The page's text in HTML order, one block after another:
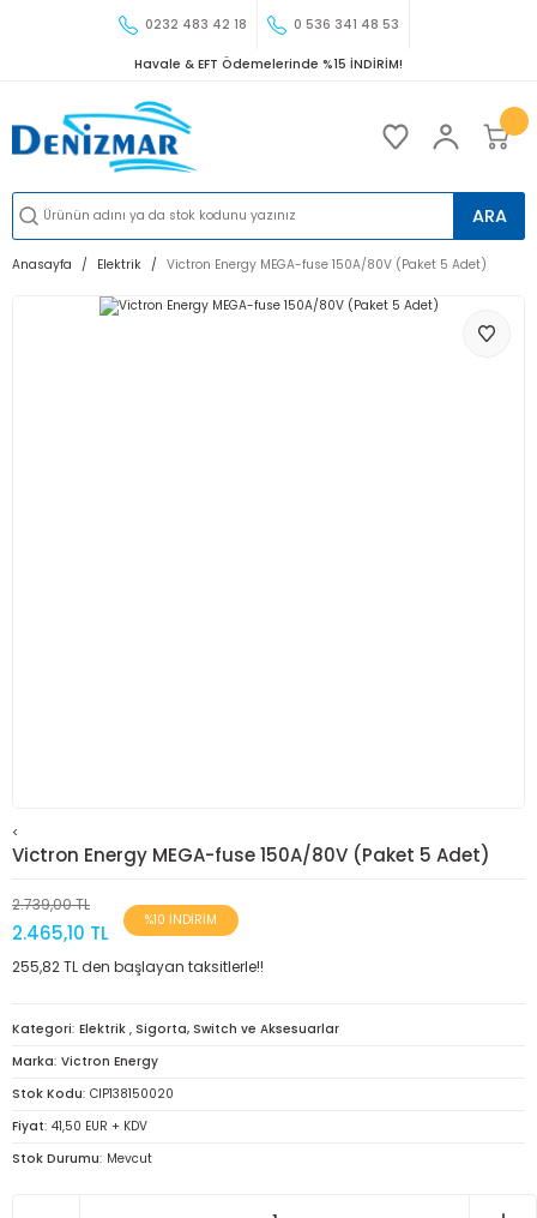
0232 483 42 18 0 536 341 48 53
Havale & EFT Ödemelerinde %15 İNDİRİM!
ARA
Anasayfa Elektrik Victron Energy MEGA-fuse 150A/80V (Paket 5 Adet)
<
Victron Energy MEGA-fuse 150A/80V (Paket 5 Adet)
2.739,00 TL
2.465,10 TL
%10 İNDİRİM
255,82 TL den başlayan taksitlerle!!
Kategori Elektrik , Sigorta, Switch ve Aksesuarlar
Marka Victron Energy
Stok Kodu CIP138150020
Fiyat 41,50 EUR + KDV
Stok Durumu Mevcut